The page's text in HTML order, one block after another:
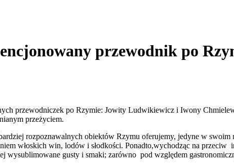
przewodnik po
przewodniczek po Rzymie: Jowity Ludwikiewicz i Iwony
przeżyciem.
rozpoznawalnych obiektów Rzymu oferujemy, jedyne w
włoskich win, lodów i słodkości. Ponadto,wychodząc na
wysublimowane gusty i smaki; zarówno pod względem